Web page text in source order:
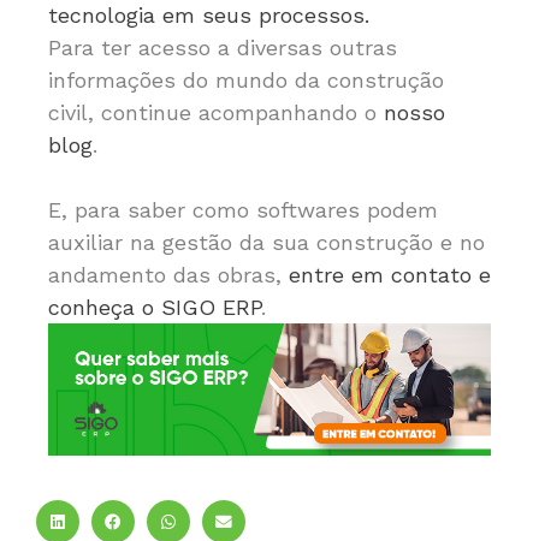
tecnologia em seus processos.
Para ter acesso a diversas outras
informações do mundo da construção
civil, continue acompanhando o nosso
blog.
E, para saber como softwares podem
auxiliar na gestão da sua construção e no
andamento das obras, entre em contato e
conheça o SIGO ERP.